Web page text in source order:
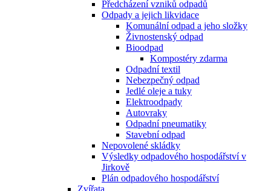
Předcházení vzniků odpadů
Odpady a jejich likvidace
Komunální odpad a jeho složky
Živnostenský odpad
Bioodpad
Kompostéry zdarma
Odpadní textil
Nebezpečný odpad
Jedlé oleje a tuky
Elektroodpady
Autovraky
Odpadní pneumatiky
Stavební odpad
Nepovolené skládky
Výsledky odpadového hospodářství v
Jirkově
Plán odpadového hospodářství
Zvířata